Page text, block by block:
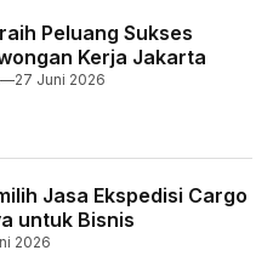
Peluang Sukses
Kerja Jakarta
—27 Juni 2026
Jasa Ekspedisi Cargo
untuk Bisnis
2026